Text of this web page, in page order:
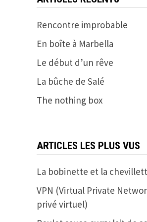
Rencontre improbable
En boîte à Marbella
Le début d’un rêve
La bûche de Salé
The nothing box
ARTICLES LES PLUS VUS
La bobinette et la
VPN (Virtual Private
privé virtuel)